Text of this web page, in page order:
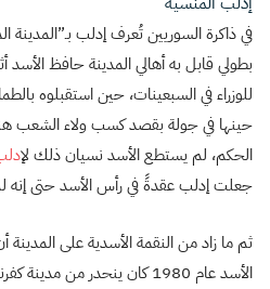
في ذاكرة السوريين تُعرف إدلب
بطولي قابل به أهالي المدينة حافظ الأسد
للوزراء في السبعينات، حين استقبلوه
حينها في جولة بقصد كسب ولاء الشعب
الحكم، لم يستطع الأسد نسيان ذلك ل
جعلت إدلب عقدةً في رأس الأسد حتى إنه
ثم ما زاد من النقمة الأسدية على المدينة
الأسد عام 1980 كان ينحدر من